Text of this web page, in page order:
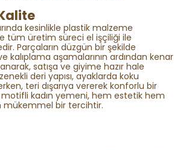
kesinlikle plastik malzeme
tüm üretim süreci el işçiliği ile
Parçaların düzgün bir şekilde
kalıplama aşamalarının ardından kenar
satışa ve giyime hazır hale
deri yapısı, ayaklarda koku
teri dışarıya vererek konforlu bir
motifli kadın yemeni, hem estetik hem
mükemmel bir tercihtir.